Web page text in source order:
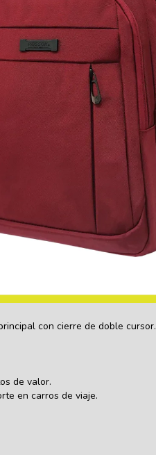
con cierre de doble cursor.
de valor.
en carros de viaje.